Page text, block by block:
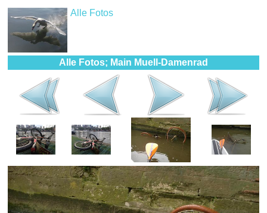
Alle Fotos
Alle Fotos; Main Muell-Damenrad